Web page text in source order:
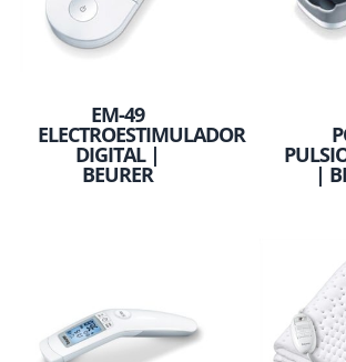
EM-49
ELECTROESTIMULADOR
DIGITAL |
BEURER |